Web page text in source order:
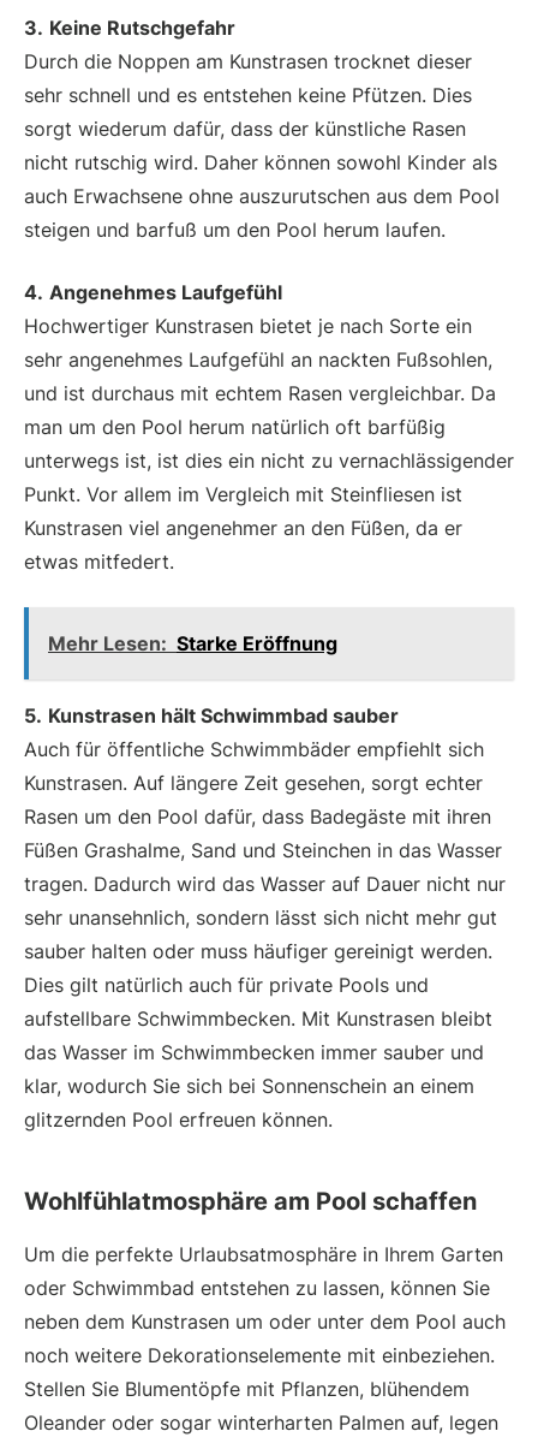
3. Keine Rutschgefahr
Durch die Noppen am Kunstrasen trocknet dieser
sehr schnell und es entstehen keine Pfützen. Dies
sorgt wiederum dafür, dass der künstliche Rasen
nicht rutschig wird. Daher können sowohl Kinder als
auch Erwachsene ohne auszurutschen aus dem Pool
steigen und barfuß um den Pool herum laufen.
4. Angenehmes Laufgefühl
Hochwertiger Kunstrasen bietet je nach Sorte ein
sehr angenehmes Laufgefühl an nackten Fußsohlen,
und ist durchaus mit echtem Rasen vergleichbar. Da
man um den Pool herum natürlich oft barfüßig
unterwegs ist, ist dies ein nicht zu vernachlässigender
Punkt. Vor allem im Vergleich mit Steinfliesen ist
Kunstrasen viel angenehmer an den Füßen, da er
etwas mitfedert.
Mehr Lesen: Starke Eröffnung
5. Kunstrasen hält Schwimmbad sauber
Auch für öffentliche Schwimmbäder empfiehlt sich
Kunstrasen. Auf längere Zeit gesehen, sorgt echter
Rasen um den Pool dafür, dass Badegäste mit ihren
Füßen Grashalme, Sand und Steinchen in das Wasser
tragen. Dadurch wird das Wasser auf Dauer nicht nur
sehr unansehnlich, sondern lässt sich nicht mehr gut
sauber halten oder muss häufiger gereinigt werden.
Dies gilt natürlich auch für private Pools und
aufstellbare Schwimmbecken. Mit Kunstrasen bleibt
das Wasser im Schwimmbecken immer sauber und
klar, wodurch Sie sich bei Sonnenschein an einem
glitzernden Pool erfreuen können.
Wohlfühlatmosphäre am Pool schaffen
Um die perfekte Urlaubsatmosphäre in Ihrem Garten
oder Schwimmbad entstehen zu lassen, können Sie
neben dem Kunstrasen um oder unter dem Pool auch
noch weitere Dekorationselemente mit einbeziehen.
Stellen Sie Blumentöpfe mit Pflanzen, blühendem
Oleander oder sogar winterharten Palmen auf, legen